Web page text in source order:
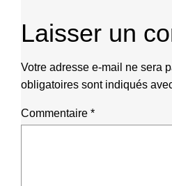
Laisser un
Votre adresse e-mail ne sera
obligatoires sont indiqués
Commentaire*